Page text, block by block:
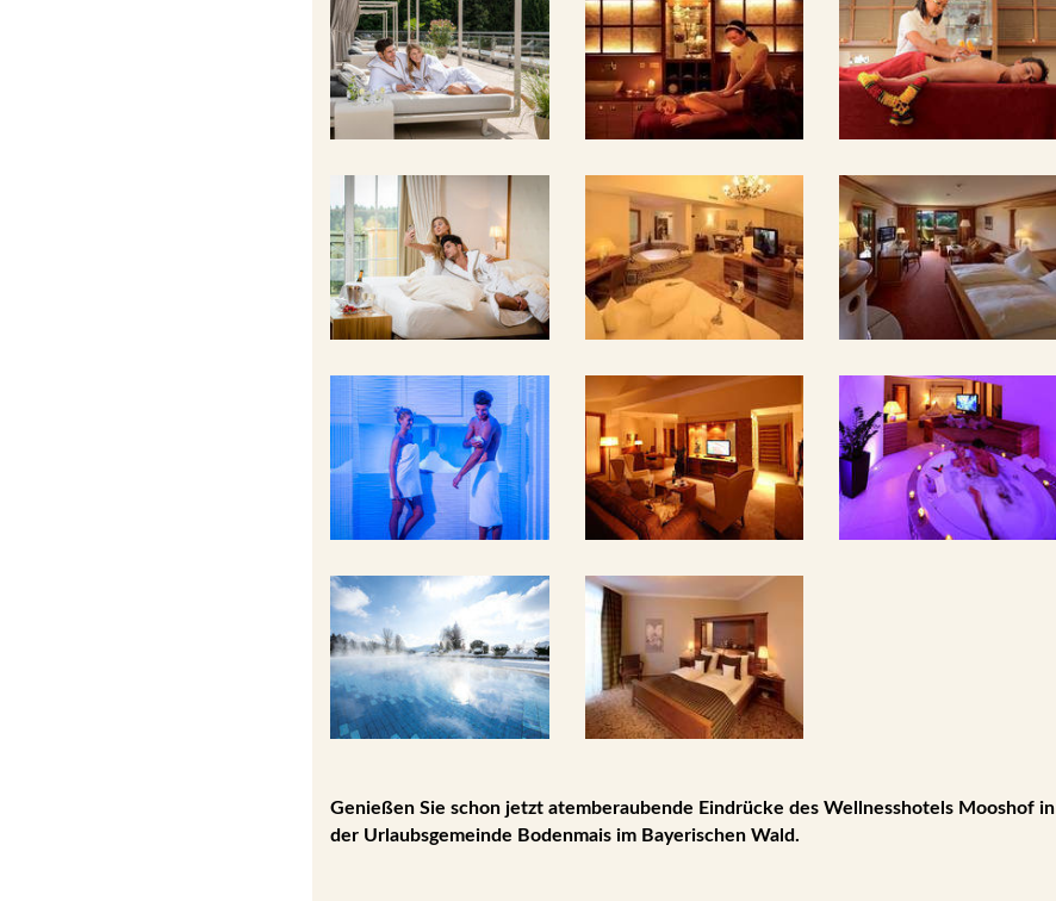
Genießen Sie schon jetzt atemberaubende Eindrücke des Wellnesshotels Mooshof in
der Urlaubsgemeinde Bodenmais im Bayerischen Wald.